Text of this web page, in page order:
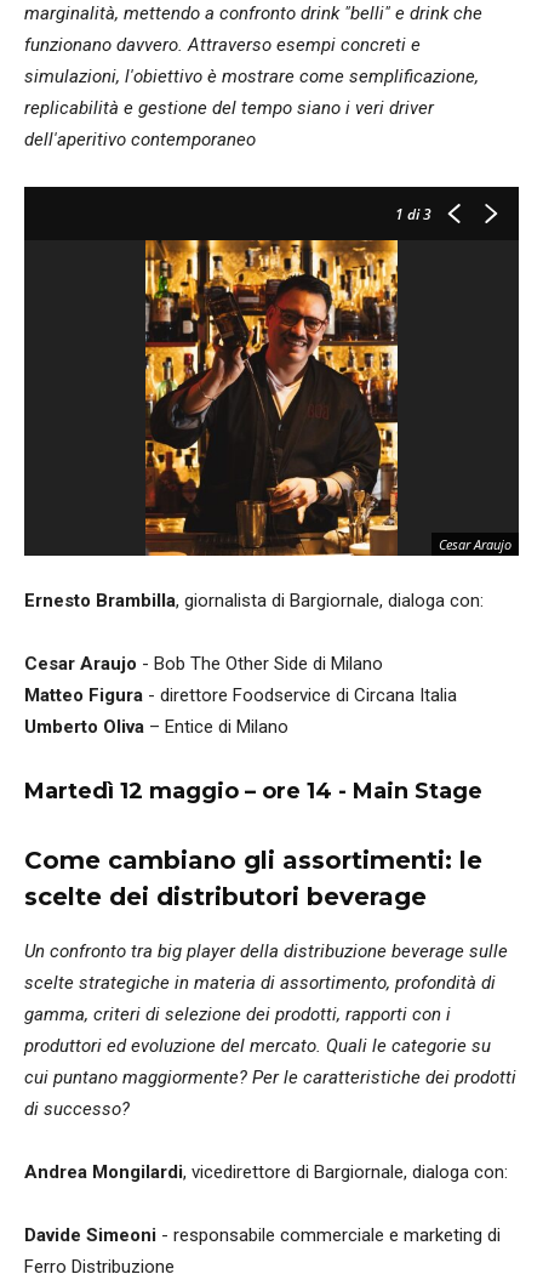
marginalità, mettendo a confronto drink "belli" e drink che
funzionano davvero. Attraverso esempi concreti e
simulazioni, l'obiettivo è mostrare come semplificazione,
replicabilità e gestione del tempo siano i veri driver
dell'aperitivo contemporaneo
1 di 3
Cesar Araujo
Ernesto Brambilla, giornalista di Bargiornale, dialoga con:
Cesar Araujo - Bob The Other Side di Milano
Matteo Figura - direttore Foodservice di Circana Italia
Umberto Oliva – Entice di Milano
Martedì 12 maggio – ore 14 - Main Stage
Come cambiano gli assortimenti: le
scelte dei distributori beverage
Un confronto tra big player della distribuzione beverage sulle
scelte strategiche in materia di assortimento, profondità di
gamma, criteri di selezione dei prodotti, rapporti con i
produttori ed evoluzione del mercato. Quali le categorie su
cui puntano maggiormente? Per le caratteristiche dei prodotti
di successo?
Andrea Mongilardi, vicedirettore di Bargiornale, dialoga con:
Davide Simeoni - responsabile commerciale e marketing di
Ferro Distribuzione